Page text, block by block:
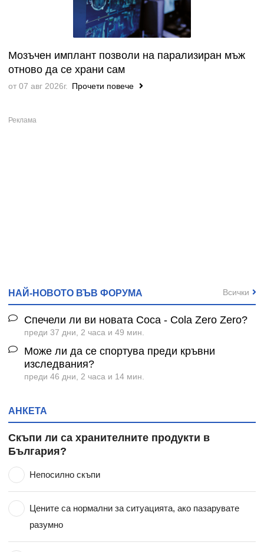
Мозъчен имплант позволи на парализиран мъж
отново да се храни сам
от 07 авг 2026г. Прочети повече
НАЙ-НОВОТО ВЪВ ФОРУМА
Спечели ли ви новата Coca - Cola Zero Zero?
преди 37 дни, 2 часа и 49 мин.
Може ли да се спортува преди кръвни
изследвания?
преди 46 дни, 2 часа и 14 мин.
Всички
АНКЕТА
Скъпи ли са хранителните продукти в
България?
Непосилно скъпи
Цените са нормални за ситуацията, ако пазарувате
разумно